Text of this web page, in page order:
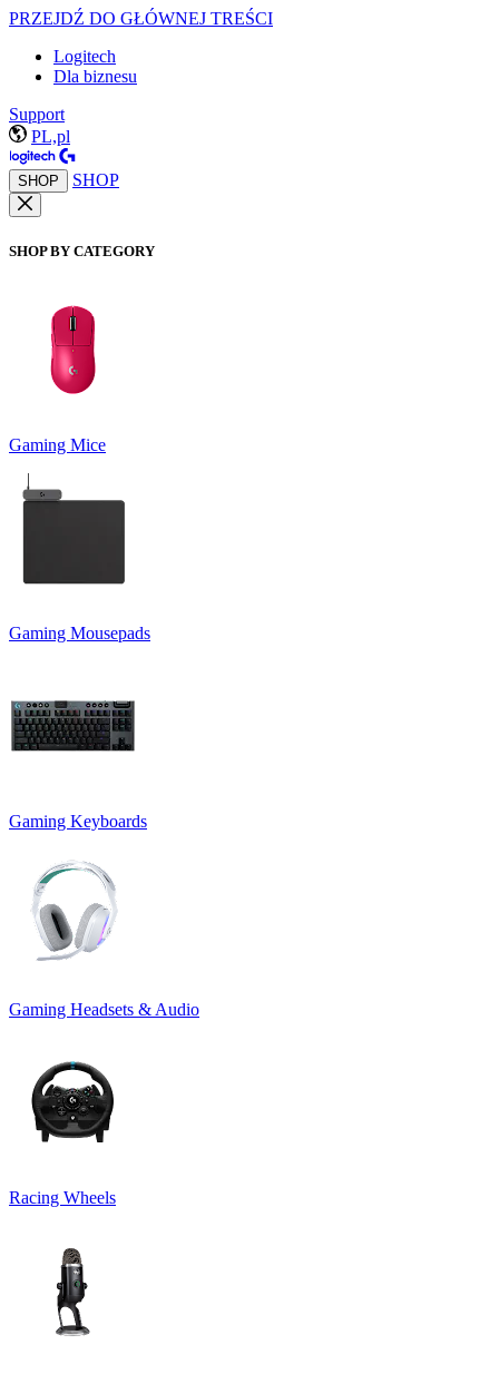
PRZEJDŹ DO GŁÓWNEJ TREŚCI
Logitech
Dla biznesu
Support
PL,pl
SHOP SHOP
SHOP BY CATEGORY
Gaming Mice
Gaming Mousepads
Gaming Keyboards
Gaming Headsets & Audio
Racing Wheels